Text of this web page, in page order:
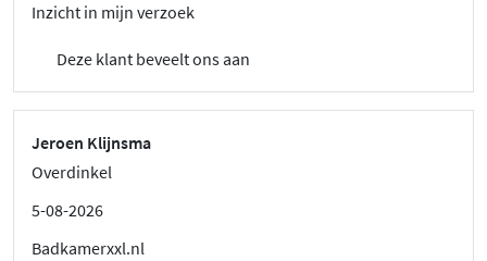
Inzicht in mijn verzoek
Deze klant beveelt ons aan
Jeroen Klijnsma
Overdinkel
5-08-2026
Badkamerxxl.nl